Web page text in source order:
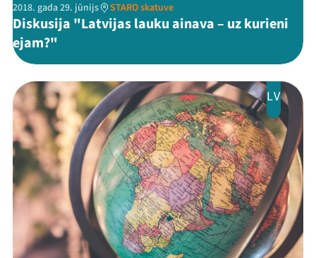
2018. gada 29. jūnijs STARO skatuve
Diskusija "Latvijas lauku ainava – uz kurieni
ejam?"
LV